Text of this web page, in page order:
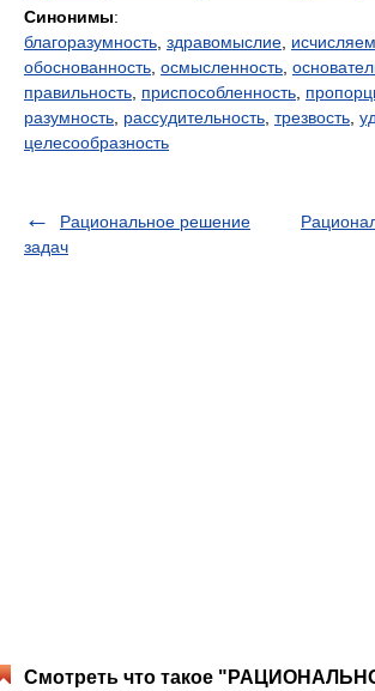
Синонимы:
благоразумность здравомыслие
обоснованность осмысленность
правильность приспособленность
разумность рассудительность трезвость
целесообразность
Рациональное решение
задач
Смотреть что такое